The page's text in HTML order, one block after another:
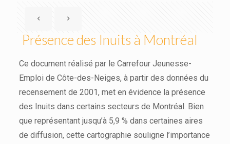
Présence des Inuits à Montréal
Ce document réalisé par le Carrefour Jeunesse-
Emploi de Côte-des-Neiges, à partir des données du
recensement de 2001, met en évidence la présence
des Inuits dans certains secteurs de Montréal. Bien
que représentant jusqu’à 5,9 % dans certaines aires
de diffusion, cette cartographie souligne l’importance